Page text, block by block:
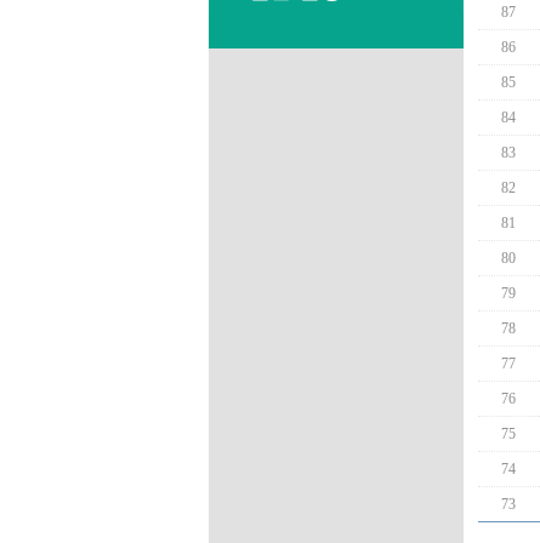
87
86
85
84
83
82
81
80
79
78
77
76
75
74
73